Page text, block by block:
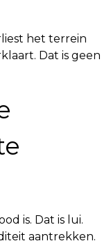
het terrein
Dat is geen
is. Dat is lui.
aantrekken.